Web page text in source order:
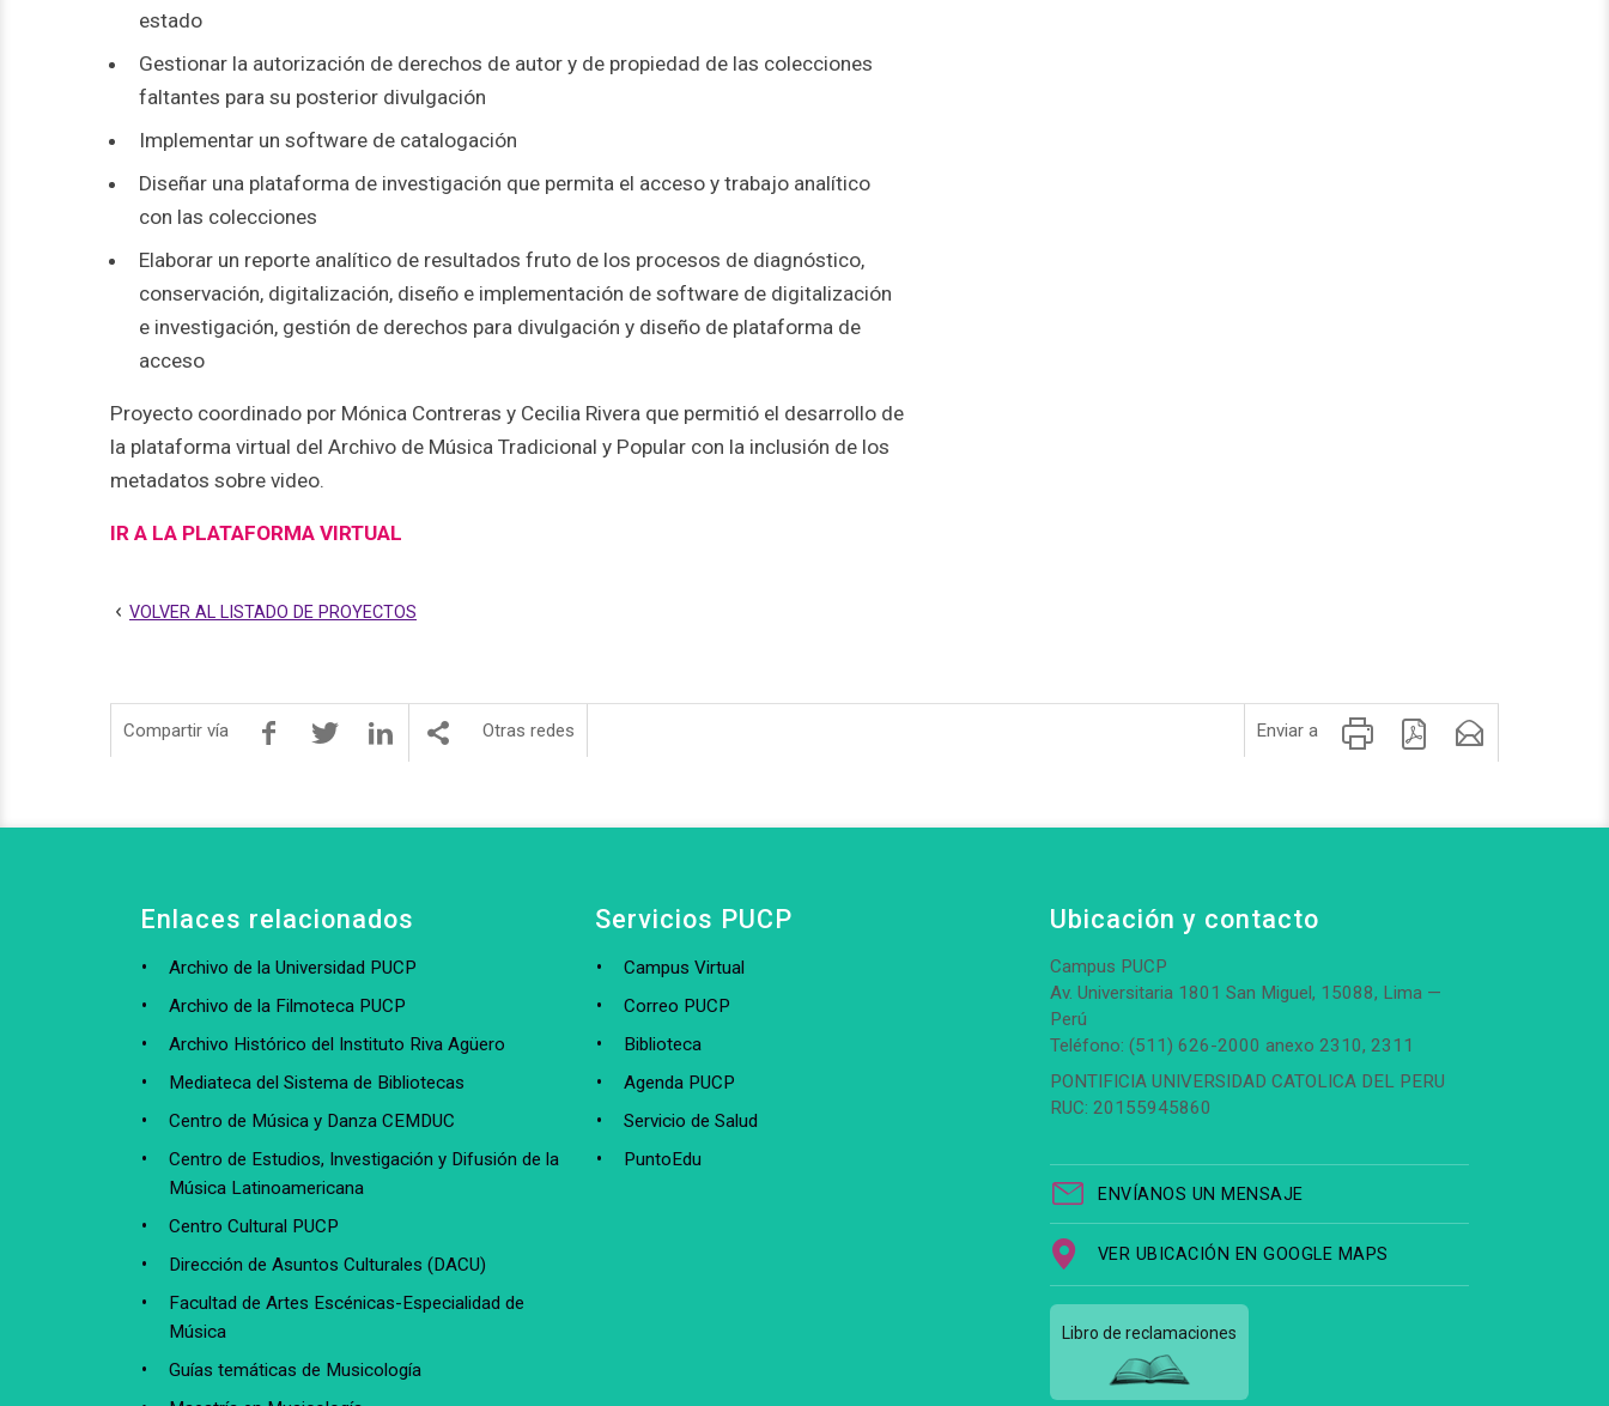
estado
Gestionar la autorización de derechos de autor y de propiedad de las colecciones
faltantes para su posterior divulgación
Implementar un software de catalogación
Diseñar una plataforma de investigación que permita el acceso y trabajo analítico
con las colecciones
Elaborar un reporte analítico de resultados fruto de los procesos de diagnóstico,
conservación, digitalización, diseño e implementación de software de digitalización
e investigación, gestión de derechos para divulgación y diseño de plataforma de
acceso
Proyecto coordinado por Mónica Contreras y Cecilia Rivera que permitió el desarrollo de
la plataforma virtual del Archivo de Música Tradicional y Popular con la inclusión de los
metadatos sobre video.
IR A LA PLATAFORMA VIRTUAL
VOLVER AL LISTADO DE PROYECTOS
Compartir vía Otras redes Enviar a
Enlaces relacionados
Archivo de la Universidad PUCP
Archivo de la Filmoteca PUCP
Archivo Histórico del Instituto Riva Agüero
Mediateca del Sistema de Bibliotecas
Centro de Música y Danza CEMDUC
Centro de Estudios, Investigación y Difusión de la
Música Latinoamericana
Centro Cultural PUCP
Dirección de Asuntos Culturales (DACU)
Facultad de Artes Escénicas-Especialidad de
Música
Guías temáticas de Musicología
Servicios PUCP
Campus Virtual
Correo PUCP
Biblioteca
Agenda PUCP
Servicio de Salud
PuntoEdu
Ubicación y contacto
Campus PUCP
Av. Universitaria 1801 San Miguel, 15088, Lima —
Perú
Teléfono: (511) 626-2000 anexo 2310, 2311
PONTIFICIA UNIVERSIDAD CATOLICA DEL PERU
RUC: 20155945860
ENVÍANOS UN MENSAJE
VER UBICACIÓN EN GOOGLE MAPS
Libro de reclamaciones